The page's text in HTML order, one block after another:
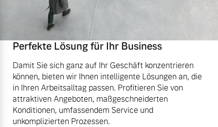
Perfekte Lösung für Ihr Business
Damit Sie sich ganz auf Ihr Geschäft konzentrieren
können, bieten wir Ihnen intelligente Lösungen an, die
in Ihren Arbeitsalltag passen. Profitieren Sie von
attraktiven Angeboten, maßgeschneiderten
Konditionen, umfassendem Service und
unkomplizierten Prozessen.